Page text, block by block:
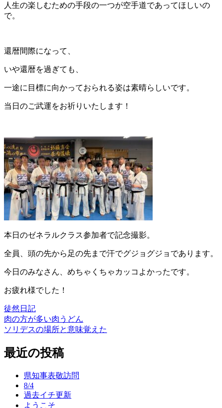
人生の楽しむための手段の一つが空手道であってほしいの
で。
還暦間際になって、
いや還暦を過ぎても、
一途に目標に向かっておられる姿は素晴らしいです。
当日のご武運をお祈りいたします！
本日のゼネラルクラス参加者で記念撮影。
全員、頭の先から足の先まで汗でグジョグジョであります。
今日のみなさん、めちゃくちゃカッコよかったです。
お疲れ様でした！
徒然日記
投
稿
ナ
肉の方が多い肉うどん
ソリデスの場所と意味覚えた
最近の投稿
県知事表敬訪問
8/4
過去イチ更新
ようこそ